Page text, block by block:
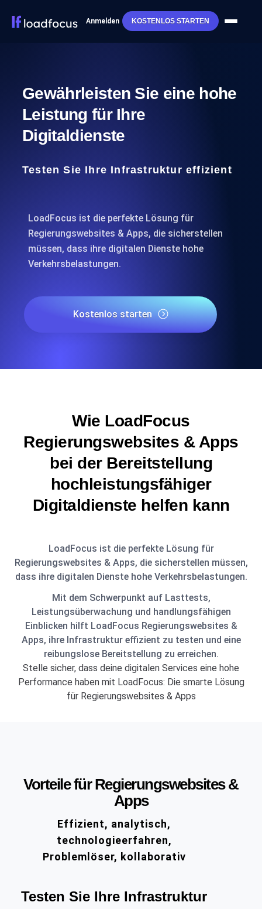
Anmelden KOSTENLOS STARTEN
Gewährleisten Sie eine hohe
Leistung für Ihre
Digitaldienste
Testen Sie Ihre Infrastruktur effizient
LoadFocus ist die perfekte Lösung für
Regierungswebsites & Apps, die sicherstellen
müssen, dass ihre digitalen Dienste hohe
Verkehrsbelastungen.
Kostenlos starten
Wie LoadFocus
Regierungswebsites & Apps
bei der Bereitstellung
hochleistungsfähiger
Digitaldienste helfen kann
LoadFocus ist die perfekte Lösung für
Regierungswebsites & Apps, die sicherstellen müssen,
dass ihre digitalen Dienste hohe Verkehrsbelastungen.
Mit dem Schwerpunkt auf Lasttests,
Leistungsüberwachung und handlungsfähigen
Einblicken hilft LoadFocus Regierungswebsites &
Apps, ihre Infrastruktur effizient zu testen und eine
reibungslose Bereitstellung zu erreichen.
Stelle sicher, dass deine digitalen Services eine hohe
Performance haben mit LoadFocus: Die smarte Lösung
für Regierungswebsites & Apps
Vorteile für Regierungswebsites &
Apps
Effizient, analytisch,
technologieerfahren,
Problemlöser, kollaborativ
Testen Sie Ihre Infrastruktur